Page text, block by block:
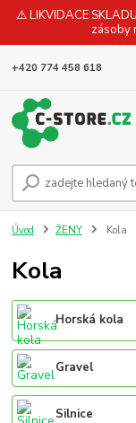
⚠️ LIKVIDACE
zásoby
+420 774 458 618
Úvod ŽENY Kola
Kola
Horská kola
Gravel
Silnice